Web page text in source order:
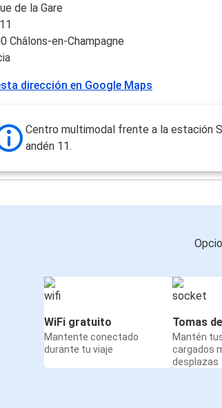
de la Gare
Châlons-en-Champagne
dirección en Google Maps
Centro multimodal frente a la estación
andén 11.
WiFi gratuito
Mantente conectado
durante tu viaje
Tomas
Mantén
cargados
desplazas